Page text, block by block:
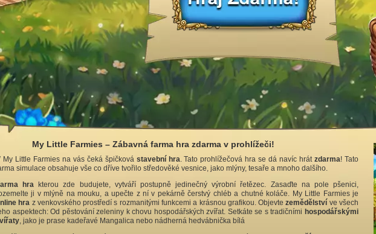
My Little Farmies – Zábavná farma hra zdarma v prohlížeči!
My Little Farmies na vás čeká špičková stavební hra. Tato prohlížečová hra se dá navíc hrátzdarma! Tato
simulace obsahuje vše co dříve tvořilo středověké vesnice, jako mlýny, tesaře a mnoho dalšího.
hra kterou zde budujete, vytváří postupně jedinečný výrobní řetězec. Zasaďte na pole pšenici,
ji v mlýně na mouku, a upečte z ní v pekárně čerstvý chléb a chutné koláče. My Little Farmies je
hra z venkovského prostředí s rozmanitými funkcemi a krásnou grafikou. Objevtezemědělství ve všech
aspektech: Od pěstování zeleniny k chovu hospodářských zvířat. Setkáte se s tradičními hospodářskými
, jako je prase kadeřavé Mangalica nebo nádherná hedvábnička bílá